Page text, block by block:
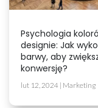
Psychologia
designie: Jak
barwy, aby
konwersję?
lut 12, 2024 | Marketing